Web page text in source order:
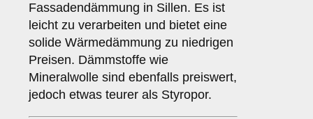
Fassadendämmung in Sillen. Es ist
leicht zu verarbeiten und bietet eine
solide Wärmedämmung zu niedrigen
Preisen. Dämmstoffe wie
Mineralwolle sind ebenfalls preiswert,
jedoch etwas teurer als Styropor.